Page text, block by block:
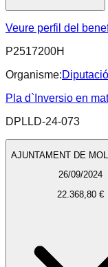
Veure perfil del
P2517200H
Organisme:
Pla d`Inversio en
DPLLD-24-073
AJUNTAMENT DE
26/09/2024
22.368,80 €